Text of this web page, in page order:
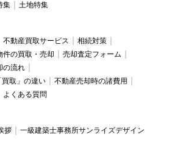
集 土地特集
不動産買取サービス
相続対策
件の買取・売却
売却査定フォーム
の流れ
取」の違い
不動産売却時の諸費用
よくある質問
拶 一級建築士事務所サンライズデザイン